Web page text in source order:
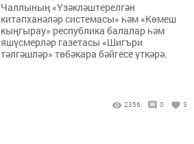
Чаллының «Үзәкләштерелгән
китапханәләр системасы» һәм «Көмеш
кыңгырау» республика балалар һәм
яшүсмерләр газетасы «Шигъри
тәлгәшләр» төбәкара бәйгесе үткәрә.
2356 0 3